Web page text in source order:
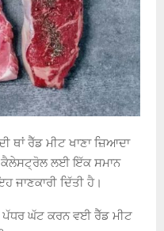
ਥਾਂ ਰੈੱਡ ਮੀਟ ਖਾਣਾ ਜ਼ਿਆਦਾ
ਕੈਲੇਸਟ੍ਰੋਲ ਲਈ ਇੱਕ ਸਮਾਨ
ਜਾਣਕਾਰੀ ਦਿੱਤੀ ਹੈ।
ਪੱਧਰ ਘੱਟ ਕਰਨ ਵਈ ਰੈੱਡ ਮੀਟ